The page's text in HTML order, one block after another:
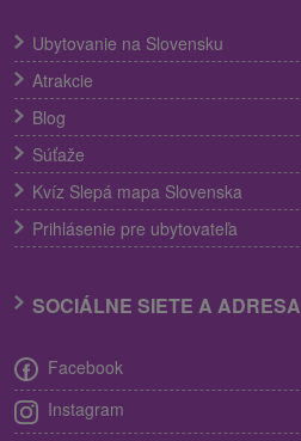
Ubytovanie na Slovensku
Atrakcie
Blog
Súťaže
Kvíz Slepá mapa Slovenska
Prihlásenie pre ubytovateľa
SOCIÁLNE SIETE A ADRESA
Facebook
Instagram